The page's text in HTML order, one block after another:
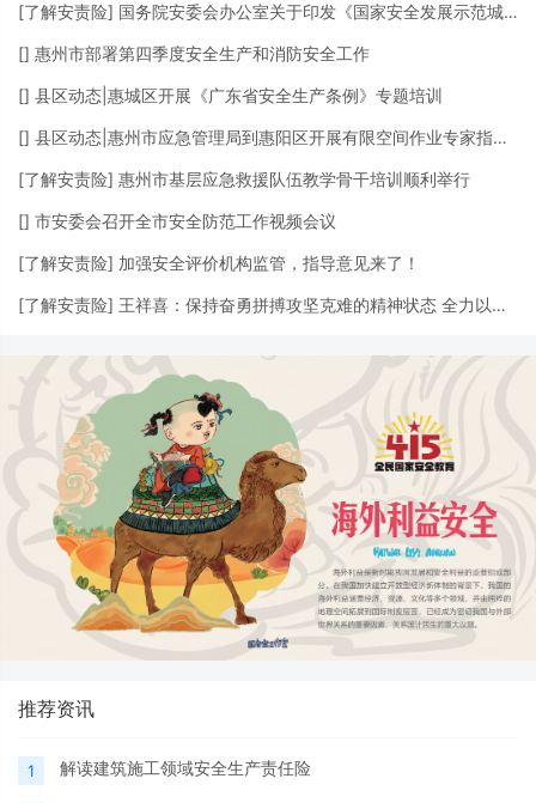
[了解安责险] 国务院安委会办公室关于印发《国家安全发展示范城市评价细则（2023版）》的通知
[] 惠州市部署第四季度安全生产和消防安全工作
[] 县区动态|惠城区开展《广东省安全生产条例》专题培训
[] 县区动态|惠州市应急管理局到惠阳区开展有限空间作业专家指导服务检查
[了解安责险] 惠州市基层应急救援队伍教学骨干培训顺利举行
[] 市安委会召开全市安全防范工作视频会议
[了解安责险] 加强安全评价机构监管，指导意见来了！
[了解安责险] 王祥喜：保持奋勇拼搏攻坚克难的精神状态 全力以赴防范遏制重特大事故
推荐资讯
1 解读建筑施工领域安全生产责任险